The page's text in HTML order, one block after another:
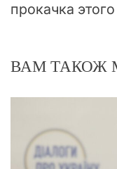
прокачка этого
ВАМ ТАКОЖ